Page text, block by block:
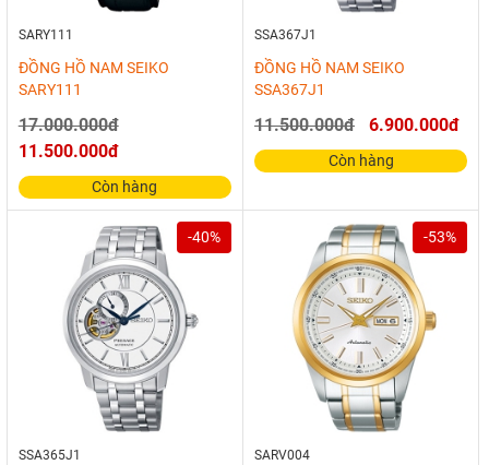
SARY111
ĐỒNG HỒ NAM SEIKO
SARY111
17.000.000đ
11.500.000đ
Còn hàng
SSA367J1
ĐỒNG HỒ NAM SEIKO
SSA367J1
11.500.000đ 6.900.000đ
Còn hàng
-40%
SSA365J1
-53%
SARV004